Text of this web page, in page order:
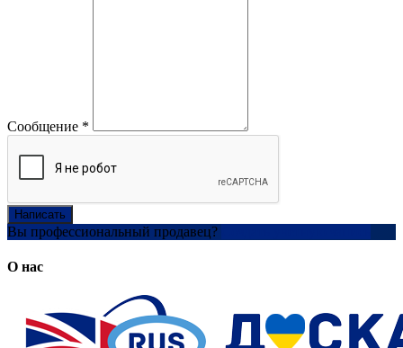
Сообщение *
Написать
Вы профессиональный продавец?
О нас